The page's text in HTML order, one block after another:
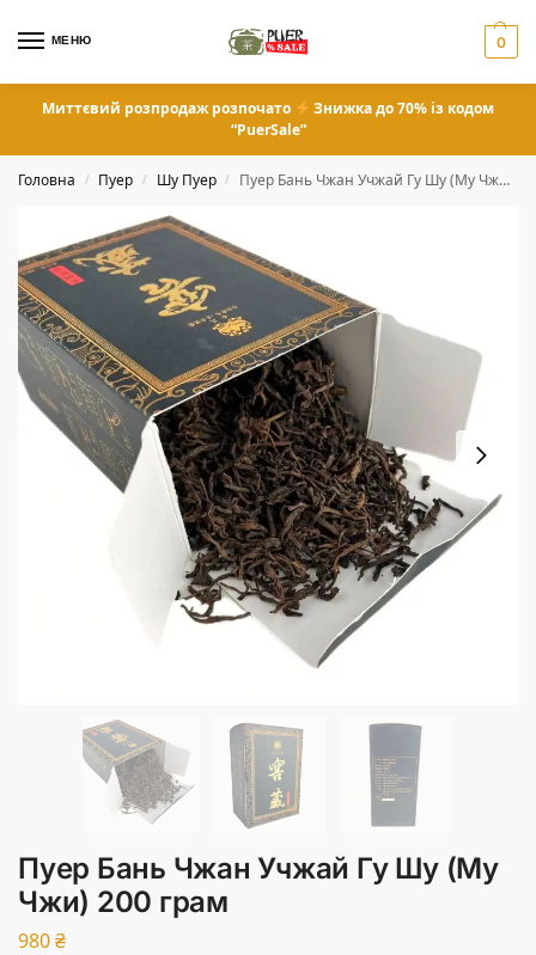
МЕНЮ 0
Миттєвий розпродаж розпочато
Знижка до 70% із кодом
“PuerSale”
Головна / Пуер / Шу Пуер / Пуер Бань Чжан Учжай Гу Шу (Му Чжи) 200 грам
Пуер Бань Чжан Учжай Гу Шу (Му
Чжи) 200 грам
980₴